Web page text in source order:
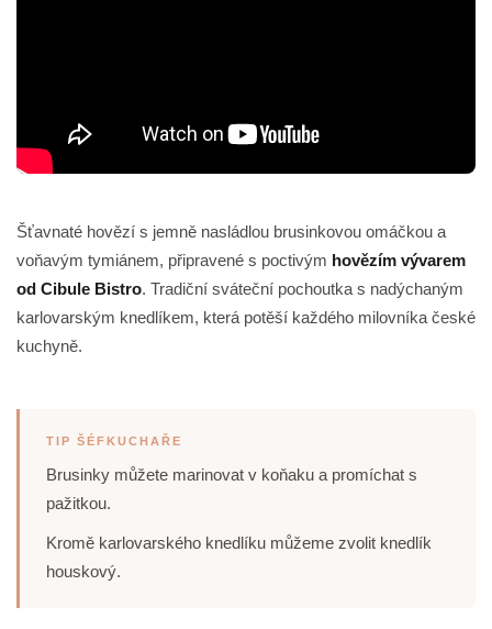
Šťavnaté hovězí s jemně nasládlou brusinkovou omáčkou a
voňavým tymiánem, připravené s poctivým hovězím vývarem
od Cibule Bistro. Tradiční sváteční pochoutka s nadýchaným
karlovarským knedlíkem, která potěší každého milovníka české
kuchyně.
TIP ŠÉFKUCHAŘE
Brusinky můžete marinovat v koňaku a promíchat s
pažitkou.
Kromě karlovarského knedlíku můžeme zvolit knedlík
houskový.